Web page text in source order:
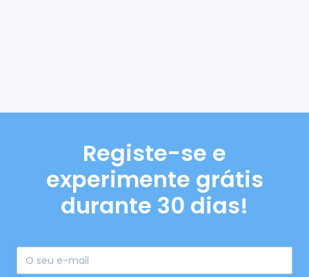
Registe-se e
experimente grátis
durante 30 dias!